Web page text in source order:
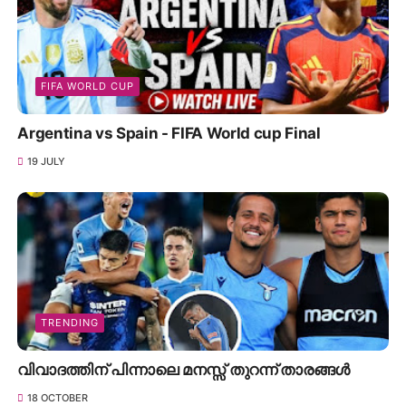
FIFA WORLD CUP
Argentina vs Spain - FIFA World cup Final
19 JULY
TRENDING
വിവാദത്തിന് പിന്നാലെ മനസ്സ് തുറന്ന് താരങ്ങൾ
18 OCTOBER